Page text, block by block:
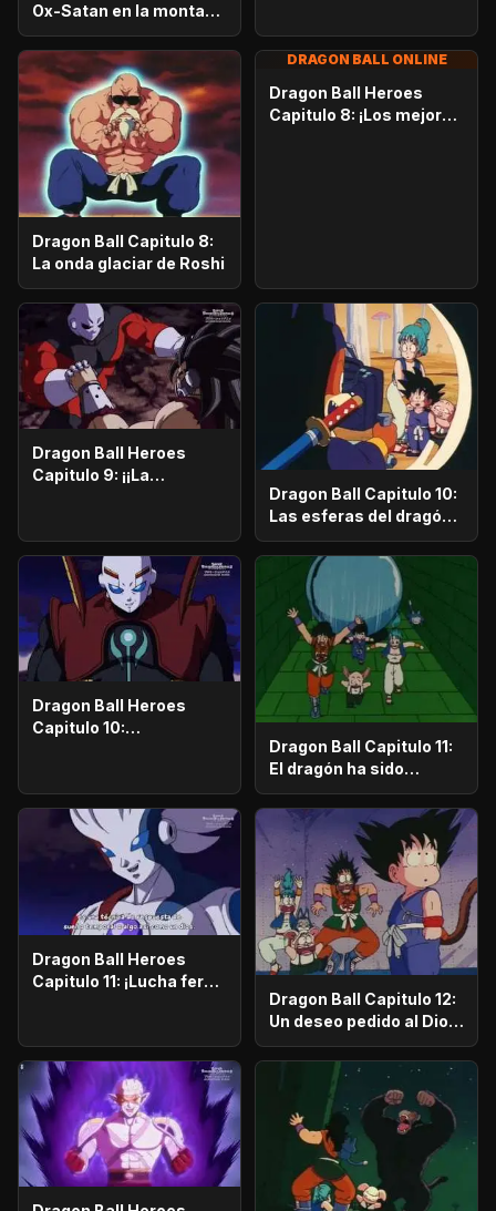
Ox-Satan en la montaña
de fuego
Conflicto Universal!
Dragon Ball Capitulo 8:
La onda glaciar de Roshi
DRAGON BALL ONLINE
Dragon Ball Heroes
Capitulo 8: ¡Los mejores
Dragon Ball Heroes
Capitulo 9: ¡¡La
fuerte y el más fuerte!
Dragon Ball Capitulo 10:
Las esferas del dragón
han sido robadas
Dragon Ball Heroes
Capitulo 10:
Dragon Ball Capitulo 11:
El dragón ha sido
llamado
Dragon Ball Heroes
Capitulo 11: ¡Lucha feroz!
Dragon Ball Capitulo 12:
Un deseo pedido al Dios
dragón